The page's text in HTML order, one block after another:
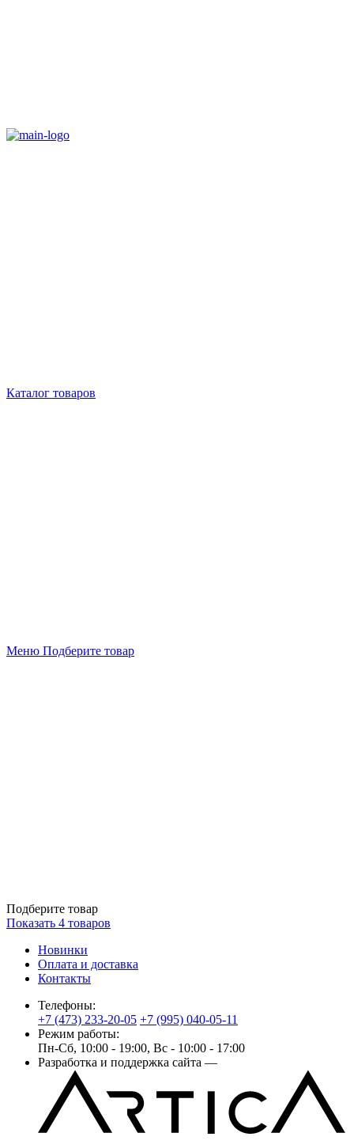
Каталог товаров
Меню Подберите товар
Подберите товар
Показать 4 товаров
Новинки
Оплата и доставка
Контакты
Телефоны:
+7 (473) 233-20-05 +7 (995) 040-05-11
Режим работы:
Пн-Сб, 10:00 - 19:00, Вс - 10:00 - 17:00
Разработка и поддержка сайта —